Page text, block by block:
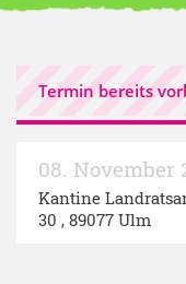
Termin bereits
08. November
Kantine
30 , 89077 Ulm